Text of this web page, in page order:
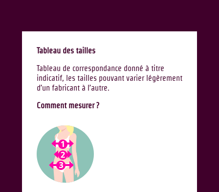
Tableau des tailles
Tableau de correspondance donné à titre
indicatif, les tailles pouvant varier légèrement
d’un fabricant à l’autre.
Comment mesurer ?